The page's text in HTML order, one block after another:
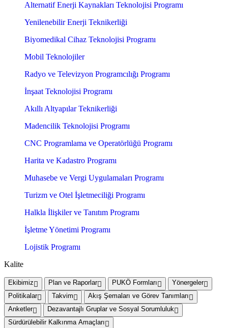
Alternatif Enerji Kaynakları Teknolojisi Programı
Yenilenebilir Enerji Teknikerliği
Biyomedikal Cihaz Teknolojisi Programı
Mobil Teknolojiler
Radyo ve Televizyon Programcılığı Programı
İnşaat Teknolojisi Programı
Akıllı Altyapılar Teknikerliği
Madencilik Teknolojisi Programı
CNC Programlama ve Operatörlüğü Programı
Harita ve Kadastro Programı
Muhasebe ve Vergi Uygulamaları Programı
Turizm ve Otel İşletmeciliği Programı
Halkla İlişkiler ve Tanıtım Programı
İşletme Yönetimi Programı
Lojistik Programı
Kalite
Ekibimiz Plan ve Raporlar PUKÖ Formları
Yönergeler
Politikalar
Takvim
Akış Şemaları ve Görev Tanımları
Anketler
Dezavantajlı Gruplar ve Sosyal Sorumluluk
Sürdürülebilir Kalkınma Amaçları